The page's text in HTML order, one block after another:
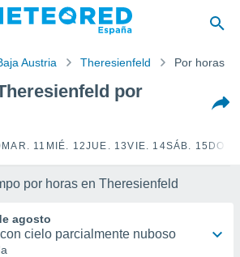
Austria Theresienfeld Por horas
por
MAR. 11 MIÉ. 12JUE. 13VIE. 14SÁB. 15
por horas en Theresienfeld
agosto
cielo parcialmente nuboso